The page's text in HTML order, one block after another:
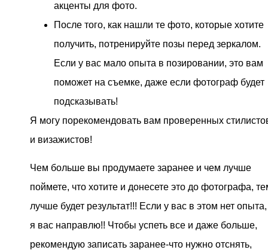
акценты для фото.
После того, как нашли те фото, которые хотите
получить, потренируйте позы перед зеркалом.
Если у вас мало опыта в позировании, это вам
поможет на съемке, даже если фотограф будет
подсказывать!
Я могу порекомендовать вам проверенных
и визажистов!
Чем больше вы продумаете заранее и чем лучше
поймете, что хотите и донесете это до фотографа,
лучше будет результат!!! Если у вас в этом нет опыта,
я вас направлю!! Чтобы успеть все и даже больше,
рекомендую записать заранее-что нужно отснять,